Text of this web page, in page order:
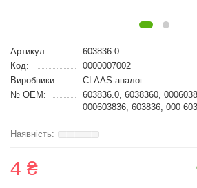
Артикул:
603836.0
Код:
0000007002
Виробники
CLAAS-аналог
№ OEM:
603836.0, 6038360,
000603836, 603836, 000
4 ₴